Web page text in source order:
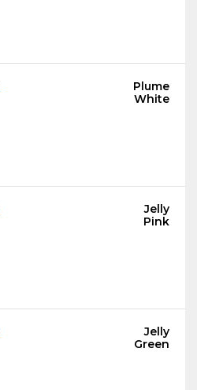
Plume
White
Jelly
Pink
Jelly
Green